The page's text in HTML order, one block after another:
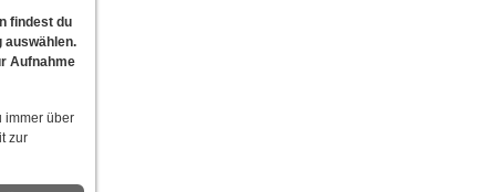
findest du
auswählen.
Aufnahme
immer über
zur